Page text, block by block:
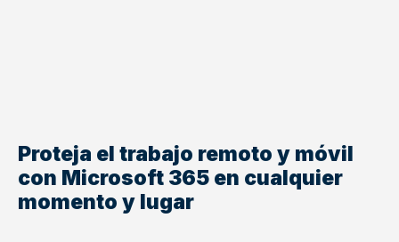
Proteja el trabajo remoto y móvil
con Microsoft 365 en cualquier
momento y lugar